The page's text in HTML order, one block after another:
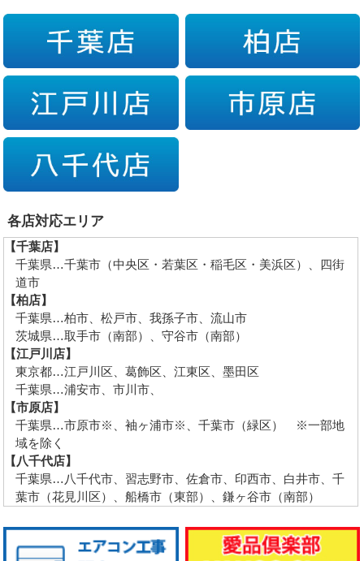
各店対応エリア
【千葉店】
千葉県…千葉市（中央区・若葉区・稲毛区・美浜区）、四街
道市
【柏店】
千葉県…柏市、松戸市、我孫子市、流山市
茨城県…取手市（南部）、守谷市（南部）
【江戸川店】
東京都…江戸川区、葛飾区、江東区、墨田区
千葉県…浦安市、市川市、
【市原店】
千葉県…市原市※、袖ヶ浦市※、千葉市（緑区） ※一部地
域を除く
【八千代店】
千葉県…八千代市、習志野市、佐倉市、印西市、白井市、千
葉市（花見川区）、船橋市（東部）、鎌ヶ谷市（南部）